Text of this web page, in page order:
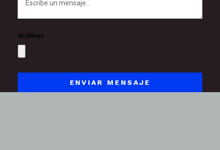
Archivos
ENVIAR MENSAJE